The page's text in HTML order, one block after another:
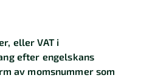
eller VAT i
efter engelskans
av momsnummer som